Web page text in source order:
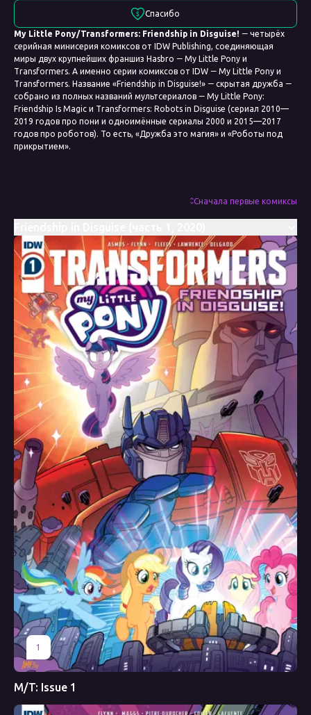
Спасибо
My Little Pony/Transformers: Friendship in Disguise! ― четырёх
серийная минисерия комиксов от IDW Publishing, соединяющая
миры двух крупнейших франшиз Hasbro ― My Little Pony и
Transformers. А именно серии комиксов от IDW ― My Little Pony и
Transformers. Название «Friendship in Disguise!» ― скрытая дружба ―
собрано из полных названий мультсериалов ― My Little Pony:
Friendship Is Magic и Transformers: Robots in Disguise (сериал 2010—
2019 годов про пони и одноимённые сериалы 2000 и 2015—2017
годов про роботов). То есть, «Дружба это магия» и «Роботы под
прикрытием».
поколения My Little Pony: Friendship is Magic и Трансформеров.
комикс My Little Pony/Transformers. Первый номер вышел в апреле
2021 года, четвёртый номер вышел в июле 2021 года.
Дата выхода
2020
Сценарист
Джеймс Асмус, Ян Флинн, Сэм Мэггс, Тони Флекс
Художник
Тони Фликс, Джек Лоуренс, Сара Питре-Дюроше, Кейси У. Коллер,
Присцилла Трамонтано
Колорист
Тони Фликс, Лорен Перри, Луис Антонио Дельгадо, Жоана Лафуэнте
Редактор
Меган Браун
Сначала первые комиксы
1
M/T: Issue 1